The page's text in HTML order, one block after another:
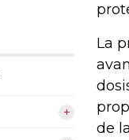
La
de